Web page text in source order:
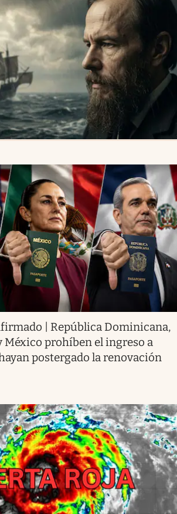
| República Dominicana,
México prohíben el ingreso a
postergado la renovación